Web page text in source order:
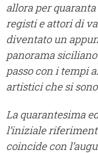
allora per
registi e attori di
diventato un
panorama
passo con i tempi
artistici che si
La quarantesima
l’iniziale
coincide con